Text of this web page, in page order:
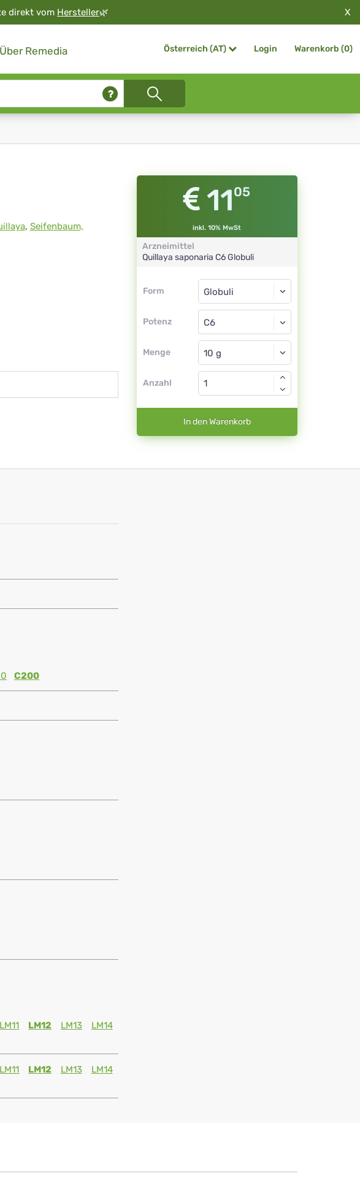
direkt vom Hersteller🌿 X
Über Remedia Österreich (AT) Login Warenkorb (0)
, Seifenbaum,
1105
inkl. 10% MwSt
Arzneimittel
Quillaya saponaria C6 Globuli
Form
Form
Potenz
Globuli
C6
Menge
Globuli
Anzahl
In den Warenkorb
C200
LM11 LM12 LM13
LM14
LM11 LM12 LM13
LM14